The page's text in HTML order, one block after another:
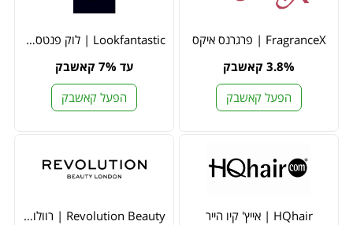
FragranceX | פרגרנס איקס
3.8% קאשבק
הפעל קאשבק
Lookfantastic | לוק פנטסטיק
עד 7% קאשבק
הפעל קאשבק
HQhair | אייץ' קיו הייר
Revolution Beauty | רוולושיון ביוטי